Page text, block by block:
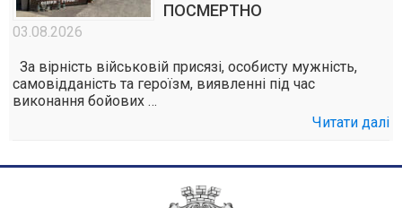
ПОСМЕРТНО
03.08.2026
За вірність військовій присязі, особисту мужність,
самовідданість та героїзм, виявленні під час
виконання бойових …
Читати далі